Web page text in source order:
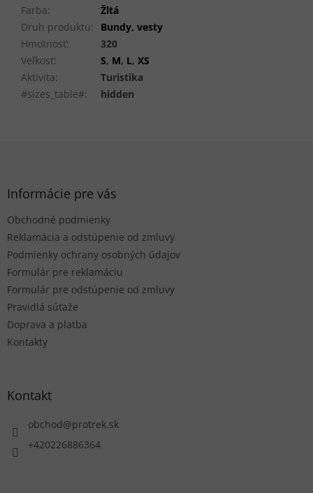
Farba:
Žltá
Druh produktu:
Bundy, vesty
Hmotnosť:
320
Veľkosť: S, M, L, XS
Aktivita:
Turistika
#sizes_table#: hidden
Informácie pre vás
Obchodné podmienky
Reklamácia a odstúpenie od zmluvy
Podmienky ochrany osobných údajov
Formulár pre reklamáciu
Formulár pre odstúpenie od zmluvy
Pravidlá súťaže
Doprava a platba
Kontakty
Kontakt
obchod@protrek.sk
+420226886364